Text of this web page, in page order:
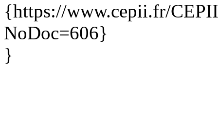
{https://www.cepii.fr/
NoDoc=606}
}